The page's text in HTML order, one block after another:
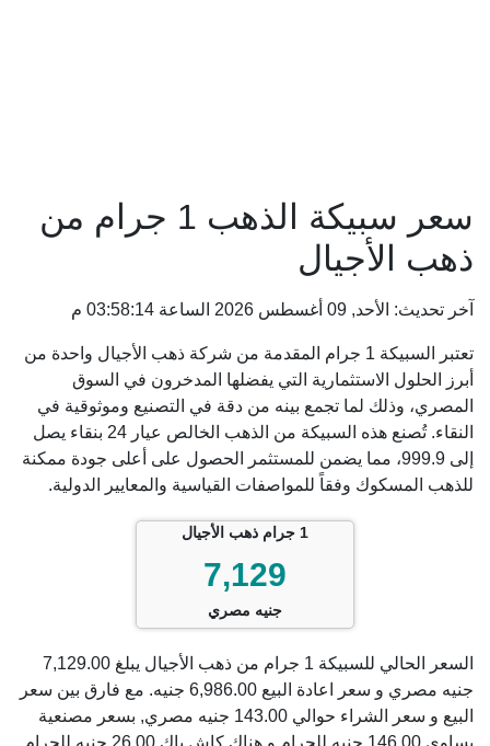
سعر سبيكة الذهب 1 جرام من
ذهب الأجيال
آخر تحديث: الأحد, 09 أغسطس 2026 الساعة 03:58:14 م
تعتبر السبيكة 1 جرام المقدمة من شركة ذهب الأجيال واحدة من
أبرز الحلول الاستثمارية التي يفضلها المدخرون في السوق
المصري، وذلك لما تجمع بينه من دقة في التصنيع وموثوقية في
النقاء. تُصنع هذه السبيكة من الذهب الخالص عيار 24 بنقاء يصل
إلى 999.9، مما يضمن للمستثمر الحصول على أعلى جودة ممكنة
للذهب المسكوك وفقاً للمواصفات القياسية والمعايير الدولية.
1 جرام ذهب الأجيال
7,129
جنيه مصري
السعر الحالي للسبيكة 1 جرام من ذهب الأجيال يبلغ 7,129.00
جنيه مصري و سعر اعادة البيع 6,986.00 جنيه. مع فارق بين سعر
البيع و سعر الشراء حوالي 143.00 جنيه مصري, بسعر مصنعية
يساوي 146.00 جنيه للجرام و هناك كاش باك 26.00 جنيه للجرام.